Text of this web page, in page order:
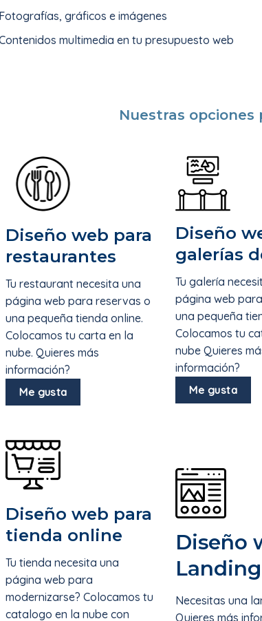
Fotografías, gráficos e imágenes
multimedia en tu presupuesto web
Nuestras opciones
Diseño web para
restaurantes
Tu restaurant necesita una
página web para reservas o
una pequeña tienda online.
Colocamos tu carta en la
nube. Quieres más
información?
Me gusta
Diseño
galerías
Tu galería
página web
una pequeña
Colocamos tu
nube Quieres
información?
Me gusta
Diseño web para
tienda online
Tu tienda necesita una
página web para
modernizarse? Colocamos tu
catalogo en la nube con
Diseño
Necesitas una
Quieres más